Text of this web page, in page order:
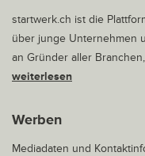
startwerk.ch ist die
über junge Unternehmen
an Gründer aller
weiterlesen
Werben
Mediadaten und